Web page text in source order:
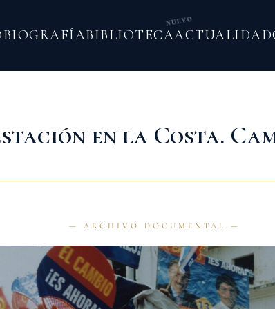
BIOGRAFÍABIBLIOTECA
NUEVO
ACTUALIDAD
en la Costa.